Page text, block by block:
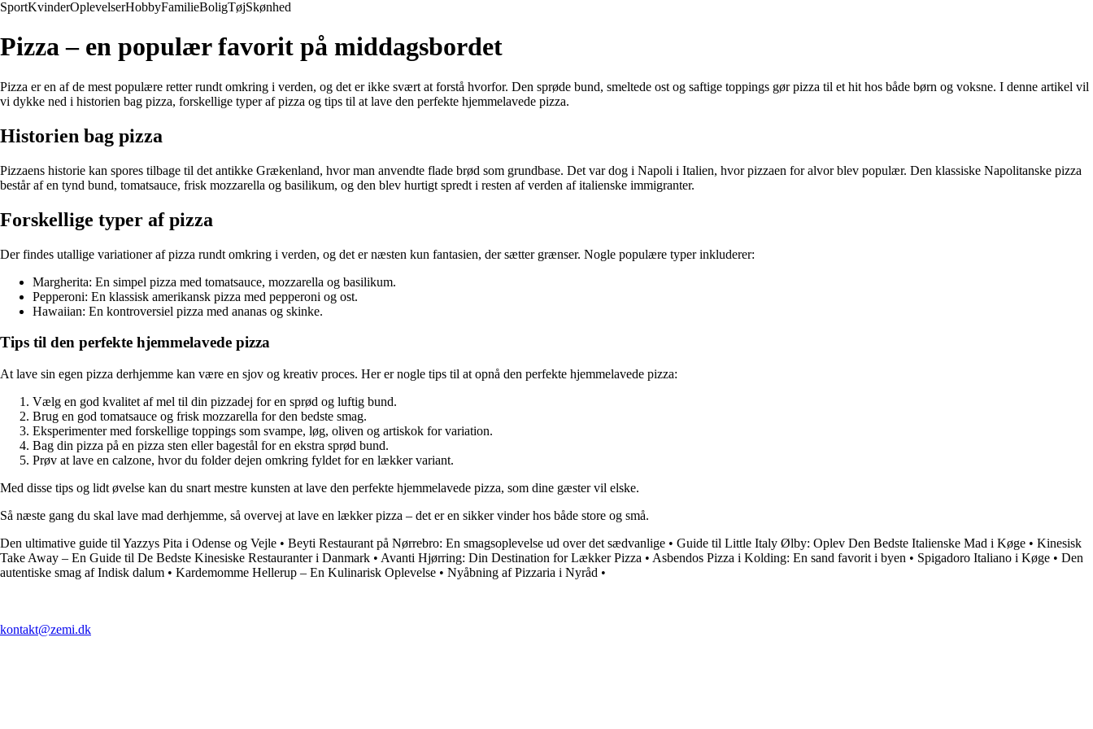
SportKvinderOplevelserHobbyFamilieBoligTøjSkønhed
Pizza – en populær favorit på middagsbordet
Pizza er en af de mest populære retter rundt omkring i verden, og det er ikke svært at forstå hvorfor. Den sprøde bund, smeltede ost og saftige toppings gør pizza til et hit hos både børn og voksne. I denne artikel vil
vi dykke ned i historien bag pizza, forskellige typer af pizza og tips til at lave den perfekte hjemmelavede pizza.
Historien bag pizza
Pizzaens historie kan spores tilbage til det antikke Grækenland, hvor man anvendte flade brød som grundbase. Det var dog i Napoli i Italien, hvor pizzaen for alvor blev populær. Den klassiske Napolitanske pizza
består af en tynd bund, tomatsauce, frisk mozzarella og basilikum, og den blev hurtigt spredt i resten af verden af italienske immigranter.
Forskellige typer af pizza
Der findes utallige variationer af pizza rundt omkring i verden, og det er næsten kun fantasien, der sætter grænser. Nogle populære typer inkluderer:
Margherita: En simpel pizza med tomatsauce, mozzarella og basilikum.
Pepperoni: En klassisk amerikansk pizza med pepperoni og ost.
Hawaiian: En kontroversiel pizza med ananas og skinke.
Tips til den perfekte hjemmelavede pizza
At lave sin egen pizza derhjemme kan være en sjov og kreativ proces. Her er nogle tips til at opnå den perfekte hjemmelavede pizza:
Vælg en god kvalitet af mel til din pizzadej for en sprød og luftig bund.
Brug en god tomatsauce og frisk mozzarella for den bedste smag.
Eksperimenter med forskellige toppings som svampe, løg, oliven og artiskok for variation.
Bag din pizza på en pizza sten eller bagestål for en ekstra sprød bund.
Prøv at lave en calzone, hvor du folder dejen omkring fyldet for en lækker variant.
Med disse tips og lidt øvelse kan du snart mestre kunsten at lave den perfekte hjemmelavede pizza, som dine gæster vil elske.
Så næste gang du skal lave mad derhjemme, så overvej at lave en lækker pizza – det er en sikker vinder hos både store og små.
Den ultimative guide til Yazzys Pita i Odense og Vejle • Beyti Restaurant på Nørrebro: En smagsoplevelse ud over det sædvanlige • Guide til Little Italy Ølby: Oplev Den Bedste Italienske Mad i Køge • Kinesisk
Take Away – En Guide til De Bedste Kinesiske Restauranter i Danmark • Avanti Hjørring: Din Destination for Lækker Pizza • Asbendos Pizza i Kolding: En sand favorit i byen • Spigadoro Italiano i Køge • Den
autentiske smag af Indisk dalum • Kardemomme Hellerup – En Kulinarisk Oplevelse • Nyåbning af Pizzaria i Nyråd •
kontakt@zemi.dk